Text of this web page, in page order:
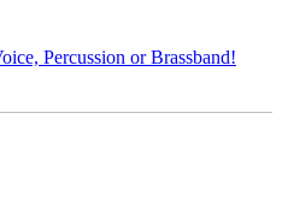
Percussion or Brassband!